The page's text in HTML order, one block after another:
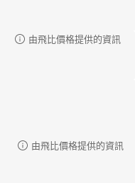
由飛比價格提供的資訊
由飛比價格提供的資訊